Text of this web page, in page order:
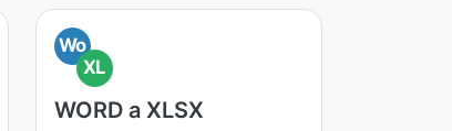
Wo
XL
WORD a XLSX